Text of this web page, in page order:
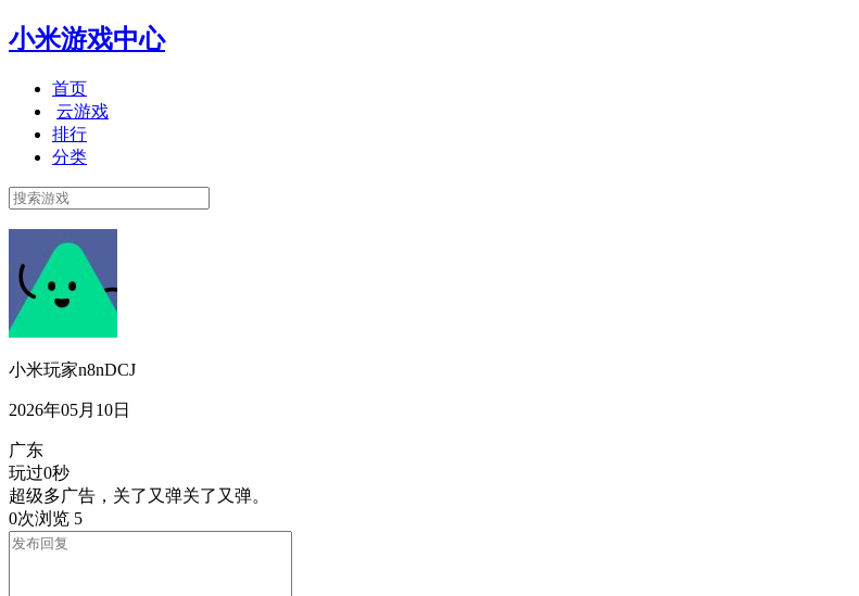
小米游戏中心
首页
云游戏
排行
分类
小米玩家n8nDCJ
2026年05月10日
广东
玩过0秒
超级多广告，关了又弹关了又弹。
0次浏览 5